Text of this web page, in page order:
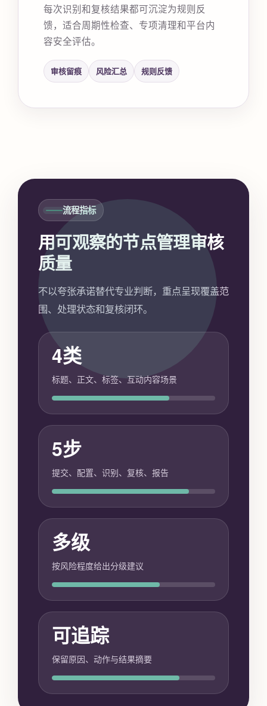
每次识别和复核结果都可沉淀为规则反
馈，适合周期性检查、专项清理和平台内
容安全评估。
审核留痕 风险汇总 规则反馈
流程指标
用可观察的节点管理审核
质量
不以夸张承诺替代专业判断，重点呈现覆盖范
围、处理状态和复核闭环。
4类
标题、正文、标签、互动内容场景
5步
提交、配置、识别、复核、报告
多级
按风险程度给出分级建议
可追踪
保留原因、动作与结果摘要